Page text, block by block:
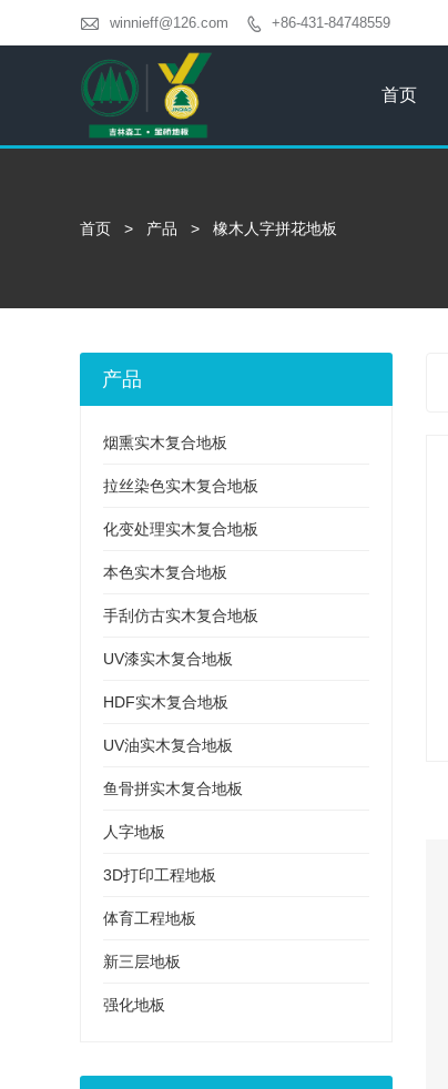
 winnieff@126.com  +86-431-84748559
首页
首页 > 产品 > 橡木人字拼花地板
产品
烟熏实木复合地板
拉丝染色实木复合地板
化变处理实木复合地板
本色实木复合地板
手刮仿古实木复合地板
UV漆实木复合地板
HDF实木复合地板
UV油实木复合地板
鱼骨拼实木复合地板
人字地板
3D打印工程地板
体育工程地板
新三层地板
强化地板